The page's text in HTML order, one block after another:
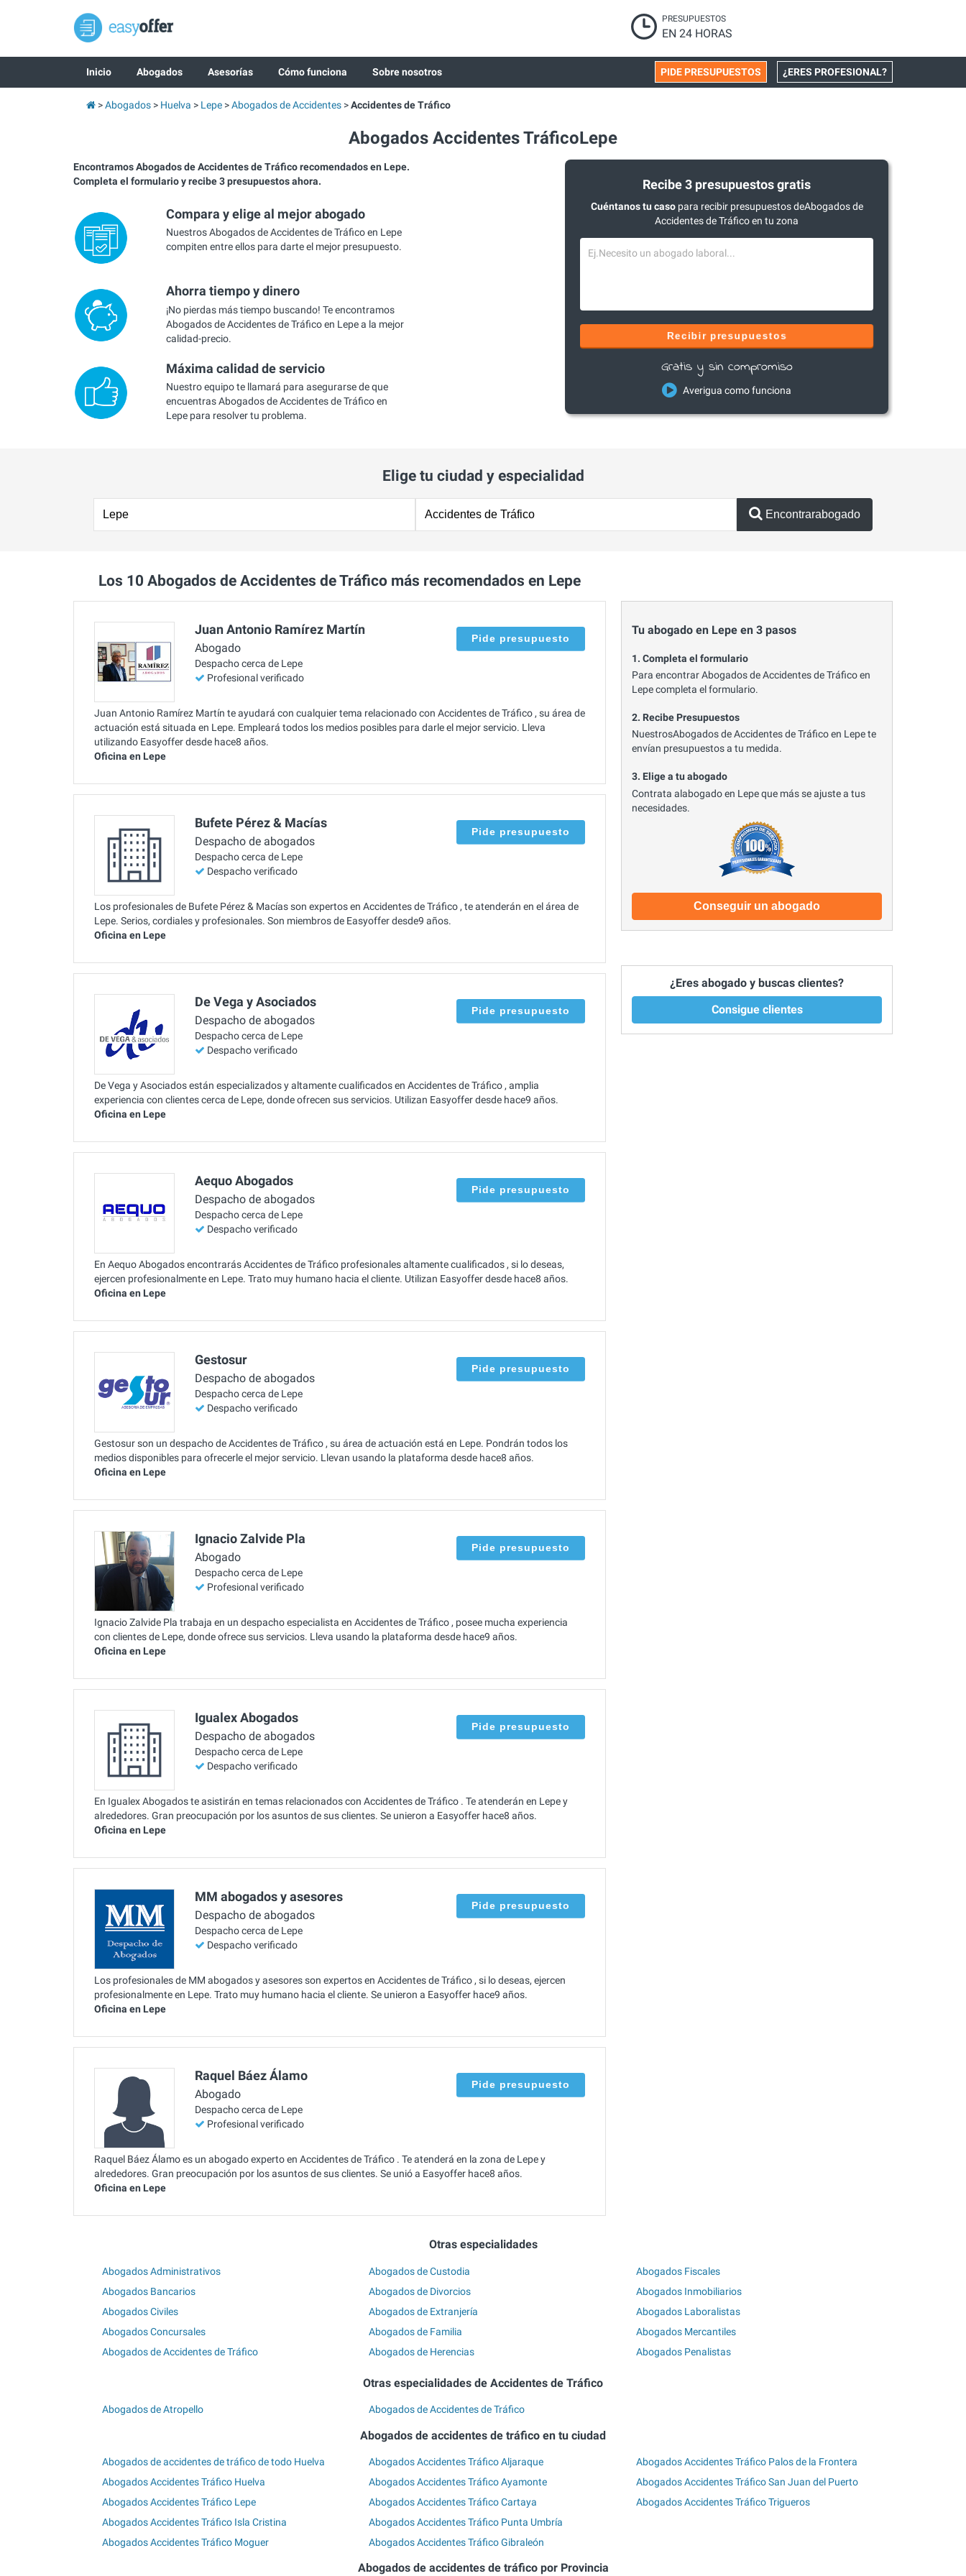
PRESUPUESTOS
EN 24 HORAS
Inicio Abogados Asesorías Cómo funciona Sobre nosotros ¿ERES PROFESIONAL?
PIDE PRESUPUESTOS
Abogados Huelva Lepe Abogados de Accidentes Accidentes de Tráfico
Abogados Accidentes TráficoLepe
Encontramos Abogados de Accidentes de Tráfico recomendados en Lepe.
Completa el formulario y recibe 3 presupuestos ahora.
Compara y elige al mejor abogado
Nuestros Abogados de Accidentes de Tráfico en Lepe
compiten entre ellos para darte el mejor presupuesto.
Ahorra tiempo y dinero
¡No pierdas más tiempo buscando! Te encontramos
Abogados de Accidentes de Tráfico en Lepe a la mejor
calidad-precio.
Máxima calidad de servicio
Nuestro equipo te llamará para asegurarse de que
encuentras Abogados de Accidentes de Tráfico en
Lepe para resolver tu problema.
Recibe 3 presupuestos gratis
Cuéntanos tu casopara recibir presupuestos deAbogados de
Accidentes de Tráfico en tu zona
Recibir presupuestos
Gratis y sin compromiso
Averigua como funciona
Elige tu ciudad y especialidad
Encontrarabogado
Los 10 Abogados de Accidentes de Tráfico más recomendados en Lepe
Juan Antonio Ramírez Martín
Abogado
Despacho cerca de Lepe
Profesional verificado
Pide presupuesto
Juan Antonio Ramírez Martín te ayudará con cualquier tema relacionado con Accidentes de Tráfico , su área de
actuación está situada en Lepe. Empleará todos los medios posibles para darle el mejor servicio. Lleva
utilizando Easyoffer desde hace8 años.
Oficina en Lepe
Bufete Pérez & Macías
Despacho de abogados
Despacho cerca de Lepe
Despacho verificado
Pide presupuesto
Los profesionales de Bufete Pérez & Macías son expertos en Accidentes de Tráfico , te atenderán en el área de
Lepe. Serios, cordiales y profesionales. Son miembros de Easyoffer desde9 años.
Oficina en Lepe
De Vega y Asociados
Despacho de abogados
Despacho cerca de Lepe
Despacho verificado
Pide presupuesto
De Vega y Asociados están especializados y altamente cualificados en Accidentes de Tráfico , amplia
experiencia con clientes cerca de Lepe, donde ofrecen sus servicios. Utilizan Easyoffer desde hace9 años.
Oficina en Lepe
Aequo Abogados
Despacho de abogados
Despacho cerca de Lepe
Despacho verificado
Pide presupuesto
En Aequo Abogados encontrarás Accidentes de Tráfico profesionales altamente cualificados , si lo deseas,
ejercen profesionalmente en Lepe. Trato muy humano hacia el cliente. Utilizan Easyoffer desde hace8 años.
Oficina en Lepe
Gestosur
Despacho de abogados
Despacho cerca de Lepe
Despacho verificado
Pide presupuesto
Gestosur son un despacho de Accidentes de Tráfico , su área de actuación está en Lepe. Pondrán todos los
medios disponibles para ofrecerle el mejor servicio. Llevan usando la plataforma desde hace8 años.
Oficina en Lepe
Ignacio Zalvide Pla
Abogado
Despacho cerca de Lepe
Profesional verificado
Pide presupuesto
Ignacio Zalvide Pla trabaja en un despacho especialista en Accidentes de Tráfico , posee mucha experiencia
con clientes de Lepe, donde ofrece sus servicios. Lleva usando la plataforma desde hace9 años.
Oficina en Lepe
Igualex Abogados
Despacho de abogados
Despacho cerca de Lepe
Despacho verificado
Pide presupuesto
En Igualex Abogados te asistirán en temas relacionados con Accidentes de Tráfico . Te atenderán en Lepe y
alrededores. Gran preocupación por los asuntos de sus clientes. Se unieron a Easyoffer hace8 años.
Oficina en Lepe
MM abogados y asesores
Despacho de abogados
Despacho cerca de Lepe
Despacho verificado
Pide presupuesto
Los profesionales de MM abogados y asesores son expertos en Accidentes de Tráfico , si lo deseas, ejercen
profesionalmente en Lepe. Trato muy humano hacia el cliente. Se unieron a Easyoffer hace9 años.
Oficina en Lepe
Raquel Báez Álamo
Abogado
Despacho cerca de Lepe
Profesional verificado
Pide presupuesto
Raquel Báez Álamo es un abogado experto en Accidentes de Tráfico . Te atenderá en la zona de Lepe y
alrededores. Gran preocupación por los asuntos de sus clientes. Se unió a Easyoffer hace8 años.
Oficina en Lepe
Tu abogado en Lepe en 3 pasos
1. Completa el formulario
Para encontrar Abogados de Accidentes de Tráfico en
Lepe completa el formulario.
2. Recibe Presupuestos
NuestrosAbogados de Accidentes de Tráfico en Lepe te
envían presupuestos a tu medida.
3. Elige a tu abogado
Contrata alabogado en Lepe que más se ajuste a tus
necesidades.
Conseguir un abogado
¿Eres abogado y buscas clientes?
Consigue clientes
Otras especialidades
Abogados Administrativos
Abogados Bancarios
Abogados Civiles
Abogados Concursales
Abogados de Accidentes de Tráfico
Abogados de Custodia
Abogados de Divorcios
Abogados de Extranjería
Abogados de Familia
Abogados de Herencias
Abogados Fiscales
Abogados Inmobiliarios
Abogados Laboralistas
Abogados Mercantiles
Abogados Penalistas
Otras especialidades de Accidentes de Tráfico
Abogados de Atropello Abogados de Accidentes de Tráfico
Abogados de accidentes de tráfico en tu ciudad
Abogados de accidentes de tráfico de todo Huelva
Abogados Accidentes Tráfico Huelva
Abogados Accidentes Tráfico Lepe
Abogados Accidentes Tráfico Isla Cristina
Abogados Accidentes Tráfico Moguer
Abogados Accidentes Tráfico Aljaraque
Abogados Accidentes Tráfico Ayamonte
Abogados Accidentes Tráfico Cartaya
Abogados Accidentes Tráfico Punta Umbría
Abogados Accidentes Tráfico Gibraleón
Abogados Accidentes Tráfico Palos de la Frontera
Abogados Accidentes Tráfico San Juan del Puerto
Abogados Accidentes Tráfico Trigueros
Abogados de accidentes de tráfico por Provincia